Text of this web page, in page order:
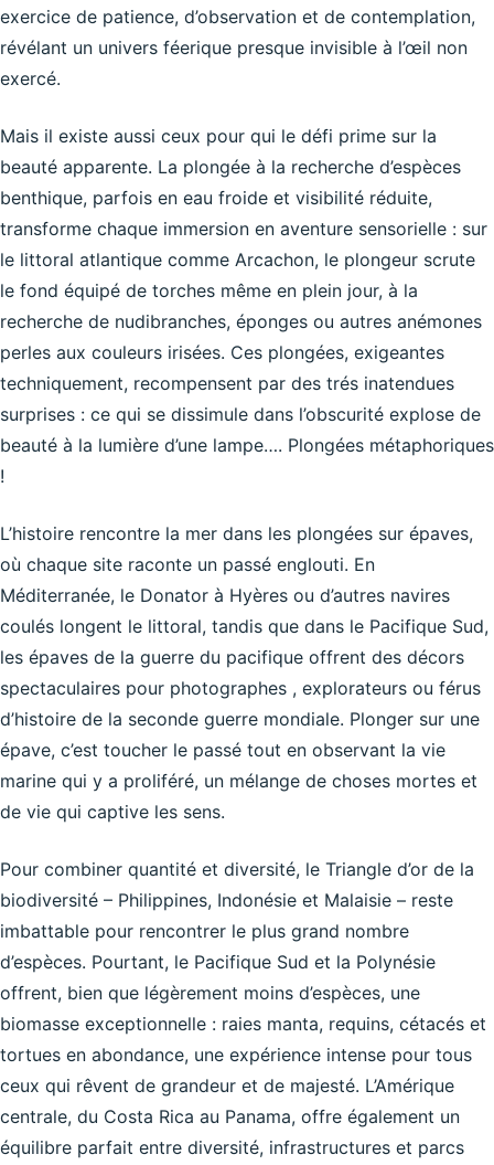
exercice de patience, d’observation et de contemplation,
révélant un univers féerique presque invisible à l’œil non
exercé.
Mais il existe aussi ceux pour qui le défi prime sur la
beauté apparente. La plongée à la recherche d’espèces
benthique, parfois en eau froide et visibilité réduite,
transforme chaque immersion en aventure sensorielle : sur
le littoral atlantique comme Arcachon, le plongeur scrute
le fond équipé de torches même en plein jour, à la
recherche de nudibranches, éponges ou autres anémones
perles aux couleurs irisées. Ces plongées, exigeantes
techniquement, recompensent par des trés inatendues
surprises : ce qui se dissimule dans l’obscurité explose de
beauté à la lumière d’une lampe…. Plongées métaphoriques
!
L’histoire rencontre la mer dans les plongées sur épaves,
où chaque site raconte un passé englouti. En
Méditerranée, le Donator à Hyères ou d’autres navires
coulés longent le littoral, tandis que dans le Pacifique Sud,
les épaves de la guerre du pacifique offrent des décors
spectaculaires pour photographes , explorateurs ou férus
d’histoire de la seconde guerre mondiale. Plonger sur une
épave, c’est toucher le passé tout en observant la vie
marine qui y a proliféré, un mélange de choses mortes et
de vie qui captive les sens.
Pour combiner quantité et diversité, le Triangle d’or de la
biodiversité – Philippines, Indonésie et Malaisie – reste
imbattable pour rencontrer le plus grand nombre
d’espèces. Pourtant, le Pacifique Sud et la Polynésie
offrent, bien que légèrement moins d’espèces, une
biomasse exceptionnelle : raies manta, requins, cétacés et
tortues en abondance, une expérience intense pour tous
ceux qui rêvent de grandeur et de majesté. L’Amérique
centrale, du Costa Rica au Panama, offre également un
équilibre parfait entre diversité, infrastructures et parcs